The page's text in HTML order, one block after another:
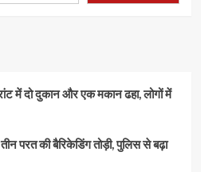
में दो दुकान और एक मकान ढहा, लोगों में
परत की बैरिकेडिंग तोड़ी, पुलिस से बढ़ा